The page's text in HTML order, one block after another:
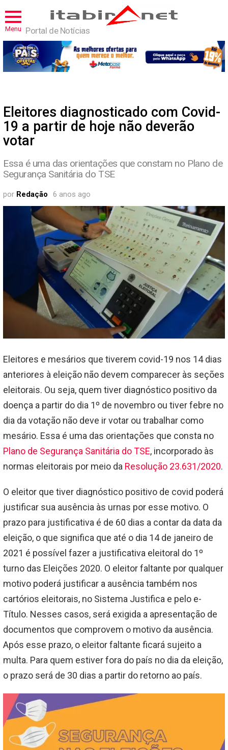
Menu Portal de Notícias
Eleitores diagnosticado com Covid-
19 a partir de hoje não deverão
votar
Essa é uma das orientações que constam no Plano de
Segurança Sanitária do TSE
por Redação 6 anos ago
Eleitores e mesários que tiverem covid-19 nos 14 dias
anteriores à eleição não devem comparecer às seções
eleitorais. Ou seja, quem tiver diagnóstico positivo da
doença a partir do dia 1º de novembro ou tiver febre no
dia da votação não deve ir votar ou trabalhar como
mesário. Essa é uma das orientações que consta no
Plano de Segurança Sanitária do TSE, incorporado às
normas eleitorais por meio da Resolução 23.631/2020.
O eleitor que tiver diagnóstico positivo de covid poderá
justificar sua ausência às urnas por esse motivo. O
prazo para justificativa é de 60 dias a contar da data da
eleição, o que significa que até o dia 14 de janeiro de
2021 é possível fazer a justificativa eleitoral do 1º
turno das Eleições 2020. O eleitor faltante por qualquer
motivo poderá justificar a ausência também nos
cartórios eleitorais, no Sistema Justifica e pelo e-
Título. Nesses casos, será exigida a apresentação de
documentos que comprovem o motivo da ausência.
Após esse prazo, o eleitor faltante ficará sujeito a
multa. Para quem estiver fora do país no dia da eleição,
o prazo será de 30 dias a partir do retorno ao país.